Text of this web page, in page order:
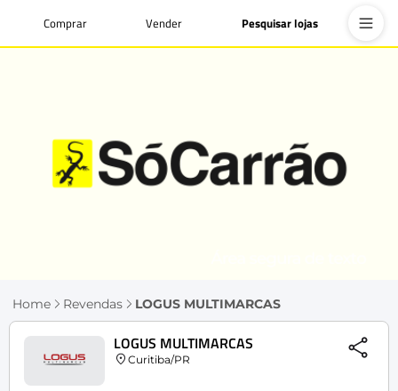
Comprar Vender Pesquisar lojas
Home Revendas LOGUS MULTIMARCAS
LOGUS MULTIMARCAS
Curitiba/PR